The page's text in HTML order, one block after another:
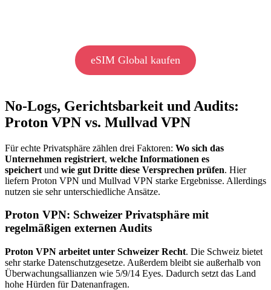
eSIM Global kaufen
No-Logs, Gerichtsbarkeit und Audits:
Proton VPN vs. Mullvad VPN
Für echte Privatsphäre zählen drei Faktoren: Wo sich das
Unternehmen registriert, welche Informationen es
speichert und wie gut Dritte diese Versprechen prüfen. Hier
liefern Proton VPN und Mullvad VPN starke Ergebnisse. Allerdings
nutzen sie sehr unterschiedliche Ansätze.
Proton VPN: Schweizer Privatsphäre mit
regelmäßigen externen Audits
Proton VPN arbeitet unter Schweizer Recht. Die Schweiz bietet
sehr starke Datenschutzgesetze. Außerdem bleibt sie außerhalb von
Überwachungsallianzen wie 5/9/14 Eyes. Dadurch setzt das Land
hohe Hürden für Datenanfragen.